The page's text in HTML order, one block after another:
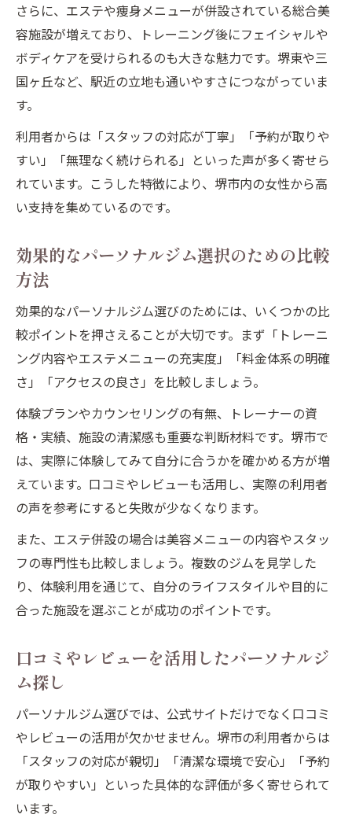
さらに、エステや痩身メニューが併設されている総合美
容施設が増えており、トレーニング後にフェイシャルや
ボディケアを受けられるのも大きな魅力です。堺東や三
国ヶ丘など、駅近の立地も通いやすさにつながっていま
す。
利用者からは「スタッフの対応が丁寧」「予約が取りや
すい」「無理なく続けられる」といった声が多く寄せら
れています。こうした特徴により、堺市内の女性から高
い支持を集めているのです。
効果的なパーソナルジム選択のための比較
方法
効果的なパーソナルジム選びのためには、いくつかの比
較ポイントを押さえることが大切です。まず「トレーニ
ング内容やエステメニューの充実度」「料金体系の明確
さ」「アクセスの良さ」を比較しましょう。
体験プランやカウンセリングの有無、トレーナーの資
格・実績、施設の清潔感も重要な判断材料です。堺市で
は、実際に体験してみて自分に合うかを確かめる方が増
えています。口コミやレビューも活用し、実際の利用者
の声を参考にすると失敗が少なくなります。
また、エステ併設の場合は美容メニューの内容やスタッ
フの専門性も比較しましょう。複数のジムを見学した
り、体験利用を通じて、自分のライフスタイルや目的に
合った施設を選ぶことが成功のポイントです。
口コミやレビューを活用したパーソナルジ
ム探し
パーソナルジム選びでは、公式サイトだけでなく口コミ
やレビューの活用が欠かせません。堺市の利用者からは
「スタッフの対応が親切」「清潔な環境で安心」「予約
が取りやすい」といった具体的な評価が多く寄せられて
います。